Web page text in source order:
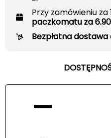
Przy zamówieniu za
paczkomatu za 6.90
Bezpłatna dostawa
−